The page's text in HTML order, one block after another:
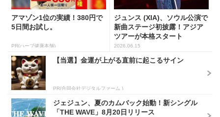
アマゾン1位の実績！380円で
5日間お試し。
PR(ハーブ健康本舗)
ジュンス (XIA)、ソウル公演で
新曲ステージ初披露！アジア
ツアーが本格スタート
2026.06.15
【当選】金運が上がる直前に起こるサイン
PR(合同会社デジタルファーム )
ジェジュン、夏のカムバック始動！新シングル
「THE WAVE」8月20日リリース